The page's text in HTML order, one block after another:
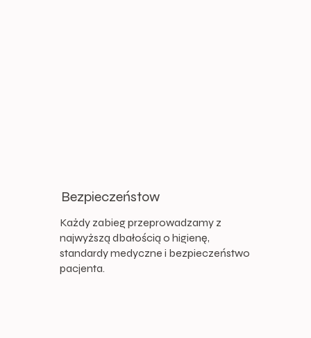
Bezpieczeństow
Każdy zabieg przeprowadzamy z
najwyższą dbałością o higienę,
standardy medyczne i bezpieczeństwo
pacjenta.